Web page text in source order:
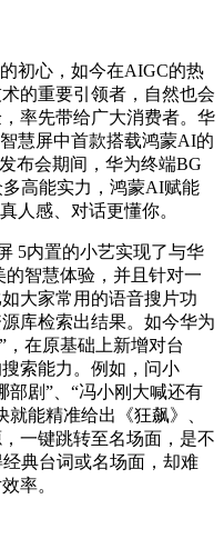
初心，如今在AIGC的热
的重要引领者，自然也会
率先带给广大消费者。华
慧屏中首款搭载鸿蒙AI的
布会期间，华为终端BG
高能实力，鸿蒙AI赋能
人感、对话更懂你。
内置的小艺实现了与华
的智慧体验，并且针对一
大家常用的语音搜片功
库检索出结果。如今华为
，在原基础上新增对台
索能力。例如，问小
部剧”、“冯小刚大喊还有
能精准给出《狂飙》、
一键跳转至名场面，是不
典台词或名场面，却难
率。